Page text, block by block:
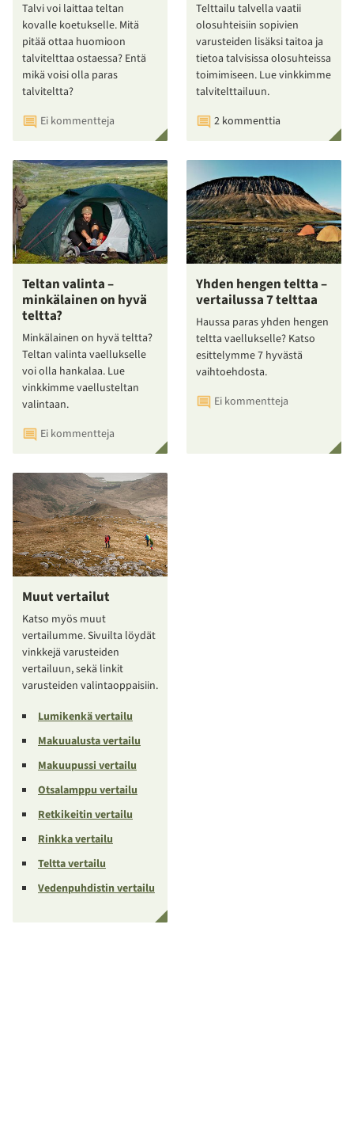
Talvi voi laittaa teltan
kovalle koetukselle. Mitä
pitää ottaa huomioon
talvitelttaa ostaessa? Entä
mikä voisi olla paras
talviteltta?
Ei kommentteja
Telttailu talvella vaatii
olosuhteisiin sopivien
varusteiden lisäksi taitoa ja
tietoa talvisissa olosuhteissa
toimimiseen. Lue vinkkimme
talvitelttailuun.
2 kommenttia
Teltan valinta –
minkälainen on hyvä
teltta?
Minkälainen on hyvä teltta?
Teltan valinta vaellukselle
voi olla hankalaa. Lue
vinkkimme vaellusteltan
valintaan.
Ei kommentteja
Yhden hengen teltta –
vertailussa 7 telttaa
Haussa paras yhden hengen
teltta vaellukselle? Katso
esittelymme 7 hyvästä
vaihtoehdosta.
Ei kommentteja
Muut vertailut
Katso myös muut
vertailumme. Sivuilta löydät
vinkkejä varusteiden
vertailuun, sekä linkit
varusteiden valintaoppaisiin.
Lumikenkä vertailu
Makuualusta vertailu
Makuupussi vertailu
Otsalamppu vertailu
Retkikeitin vertailu
Rinkka vertailu
Teltta vertailu
Vedenpuhdistin vertailu